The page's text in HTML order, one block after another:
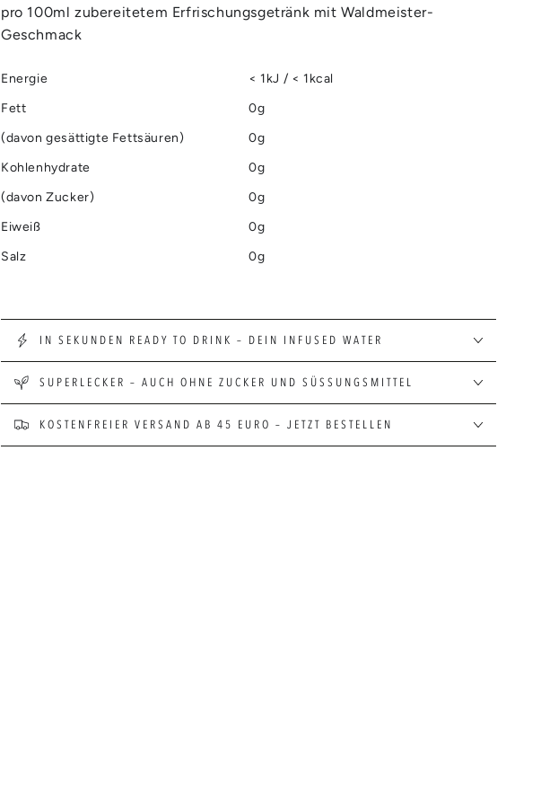
pro 100ml zubereitetem Erfrischungsgetränk mit Waldmeister-
Geschmack
Energie
< 1kJ / < 1kcal
Fett
0g
(davon gesättigte Fettsäuren)
0g
Kohlenhydrate
0g
(davon Zucker)
0g
Eiweiß
0g
Salz
0g
IN SEKUNDEN READY TO DRINK – DEIN INFUSED WATER
SUPERLECKER – AUCH OHNE ZUCKER UND SÜSSUNGSMITTEL
KOSTENFREIER VERSAND AB 45 EURO – JETZT BESTELLEN